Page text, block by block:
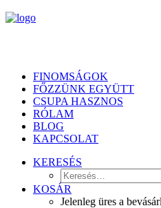
FINOMSÁGOK
FŐZZÜNK EGYÜTT
CSUPA HASZNOS
RÓLAM
BLOG
KAPCSOLAT
KERESÉS
KOSÁR
Jelenleg üres a